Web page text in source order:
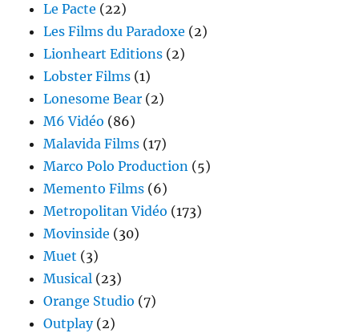
Le Pacte (22)
Les Films du Paradoxe (2)
Lionheart Editions (2)
Lobster Films (1)
Lonesome Bear (2)
M6 Vidéo (86)
Malavida Films (17)
Marco Polo Production (5)
Memento Films (6)
Metropolitan Vidéo (173)
Movinside (30)
Muet (3)
Musical (23)
Orange Studio (7)
Outplay(2)